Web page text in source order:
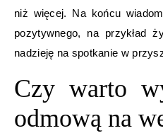
niż więcej. Na końcu
pozytywnego, na przykład
nadzieję na spotkanie w
Czy warto
odmową na